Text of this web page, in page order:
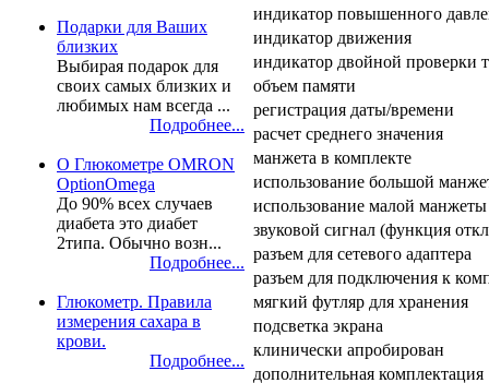
Подарки для Ваших
близких
Выбирая подарок для
своих самых близких и
любимых нам всегда ...
Подробнее...
О Глюкометре OMRON
OptionOmega
До 90% всех случаев
диабета это диабет
2типа. Обычно возн...
Подробнее...
Глюкометр. Правила
измерения сахара в
крови.
Подробнее...
индикатор повышенного
индикатор движения
индикатор двойной проверки
объем памяти
регистрация даты/времени
расчет среднего значения
манжета в комплекте
использование большой
использование малой манжеты
звуковой сигнал (функция
разъем для сетевого адаптера
разъем для подключения к
мягкий футляр для хранения
подсветка экрана
клинически апробирован
дополнительная комплектация